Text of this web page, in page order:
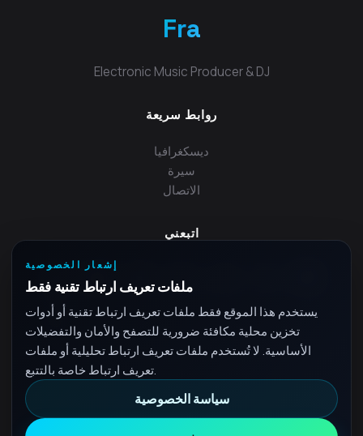
Fra
Electronic Music Producer & DJ
روابط سريعة
ديسكغرافيا
سيرة
الاتصال
اتبعني
إشعار الخصوصية
ملفات تعريف ارتباط تقنية فقط
يستخدم هذا الموقع فقط ملفات تعريف ارتباط تقنية أو أدوات
تخزين محلية مكافئة ضرورية للتصفح والأمان والتفضيلات
الأساسية. لا تُستخدم ملفات تعريف ارتباط تحليلية أو ملفات
تعريف ارتباط خاصة بالتتبع.
سياسة الخصوصية